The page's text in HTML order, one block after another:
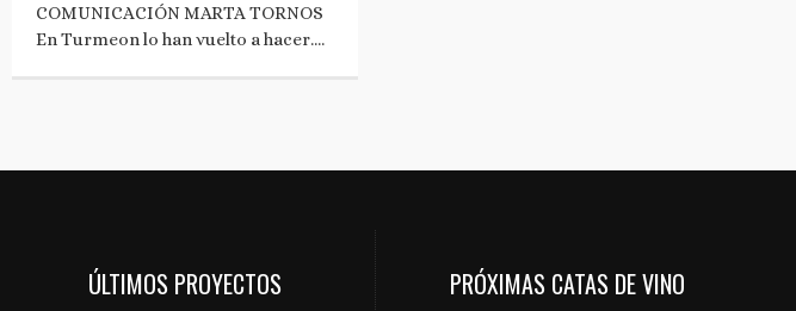
COMUNICACIÓN MARTA TORNOS
En Turmeon lo han vuelto a hacer….
ÚLTIMOS PROYECTOS PRÓXIMAS CATAS DE VINO